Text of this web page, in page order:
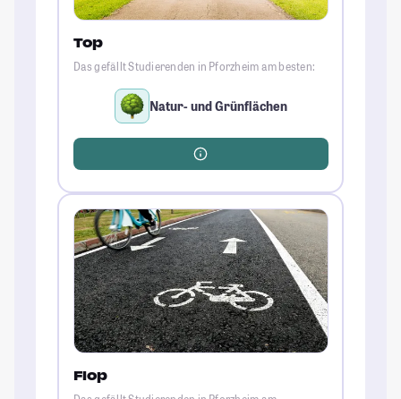
Top
Das gefällt Studierenden in Pforzheim am besten:
Natur- und Grünflächen
Flop